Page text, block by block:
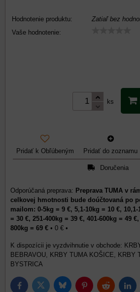
Hodnotenie produktu:
Zatiaľ bez
Vaše hodnotenie:
ks
Pridať k Obľúbeným Pridať do zoznamu
Doručenia
Preprava TUMA v
celkovej hmotnosti bude doúčtovaná po
mailom: 0-5kg = 9 €, 5,1-10kg = 10 €, 10,1-
= 30 €, 251-400kg = 39 €, 401-600kg = 49
800kg = 69 € • 0 € •
BEBRAVOU, KRBY TUMA KOŠICE, KRBY
BYSTRICA
FacebookTwitter BlueskyPinterestReddit